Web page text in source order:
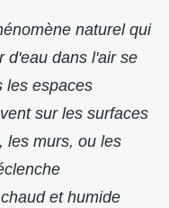
naturel qui
d'eau dans l'air se
les espaces
sur les surfaces
les murs, ou les
et humide